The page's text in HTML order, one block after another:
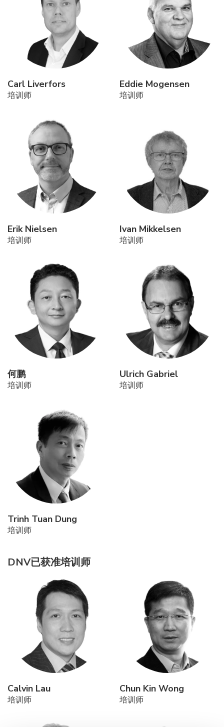
Carl Liverfors
培训师
Eddie Mogensen
培训师
Erik Nielsen
培训师
Ivan Mikkelsen
培训师
何鹏
培训师
Ulrich Gabriel
培训师
Trinh Tuan Dung
培训师
DNV已获准培训师
Calvin Lau
培训师
Chun Kin Wong
培训师